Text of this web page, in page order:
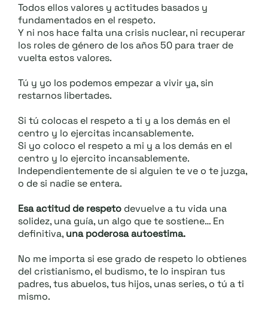
Todos ellos valores y actitudes basados y
fundamentados en el respeto.
Y ni nos hace falta una crisis nuclear, ni recuperar
los roles de género de los años 50 para traer de
vuelta estos valores.
Tú y yo los podemos empezar a vivir ya, sin
restarnos libertades.
Si tú colocas el respeto a ti y a los demás en el
centro y lo ejercitas incansablemente.
Si yo coloco el respeto a mi y a los demás en el
centro y lo ejercito incansablemente.
Independientemente de si alguien te ve o te juzga,
o de si nadie se entera.
Esa actitud de respeto devuelve a tu vida una
solidez, una guía, un algo que te sostiene… En
definitiva, una poderosa autoestima.
No me importa si ese grado de respeto lo obtienes
del cristianismo, el budismo, te lo inspiran tus
padres, tus abuelos, tus hijos, unas series, o tú a ti
mismo.